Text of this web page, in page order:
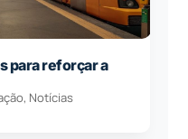
para reforçar a
, Notícias